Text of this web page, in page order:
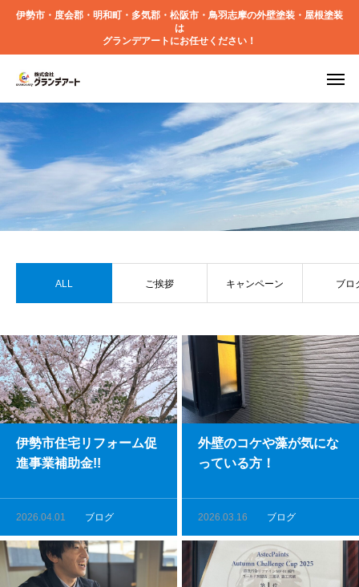
伊勢市・度会郡・明和町・多気郡・松阪市・鳥羽志摩の外壁塗装・屋根塗装
は
グランデアートにお任せください！
ALL ご挨拶 キャンペーン ブロ
伊勢市住宅リフォーム促
進事業補助金!!
2026.04.01 ブログ
外壁のコケや藻が気にな
っている方！
2026.03.16 ブログ